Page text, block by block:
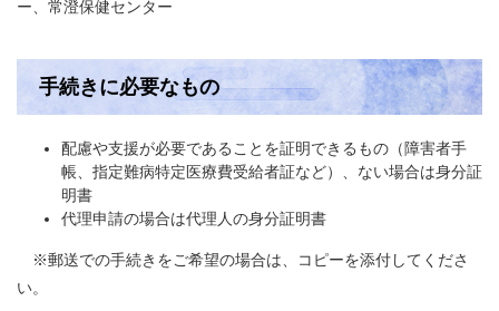
ー、常澄保健センター
手続きに必要なもの
配慮や支援が必要であることを証明できるもの（障害者手
帳、指定難病特定医療費受給者証など）、ない場合は身分証
明書
代理申請の場合は代理人の身分証明書
※郵送での手続きをご希望の場合は、コピーを添付してくださ
い。